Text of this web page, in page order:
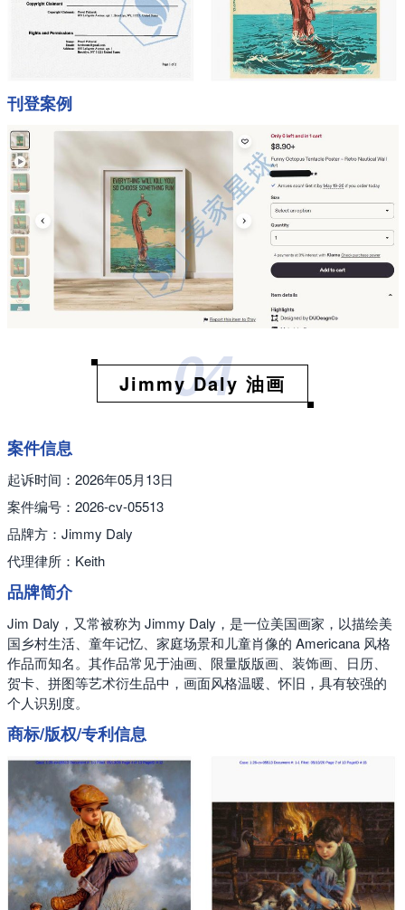
刊登案例
04
Jimmy Daly 油画
案件信息
起诉时间：2026年05月13日
案件编号：2026-cv-05513
品牌方：Jimmy Daly
代理律所：Keith
品牌简介
Jim Daly，又常被称为 Jimmy Daly，是一位美国画家，以描绘美
国乡村生活、童年记忆、家庭场景和儿童肖像的 Americana 风格
作品而知名。其作品常见于油画、限量版版画、装饰画、日历、
贺卡、拼图等艺术衍生品中，画面风格温暖、怀旧，具有较强的
个人识别度。
商标/版权/专利信息